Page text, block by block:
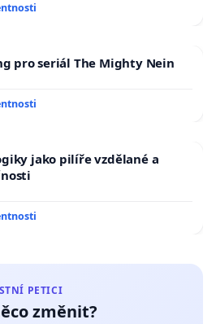
pro seriál The Mighty Nein
jako pilíře vzdělané a
PETICI
změnit?